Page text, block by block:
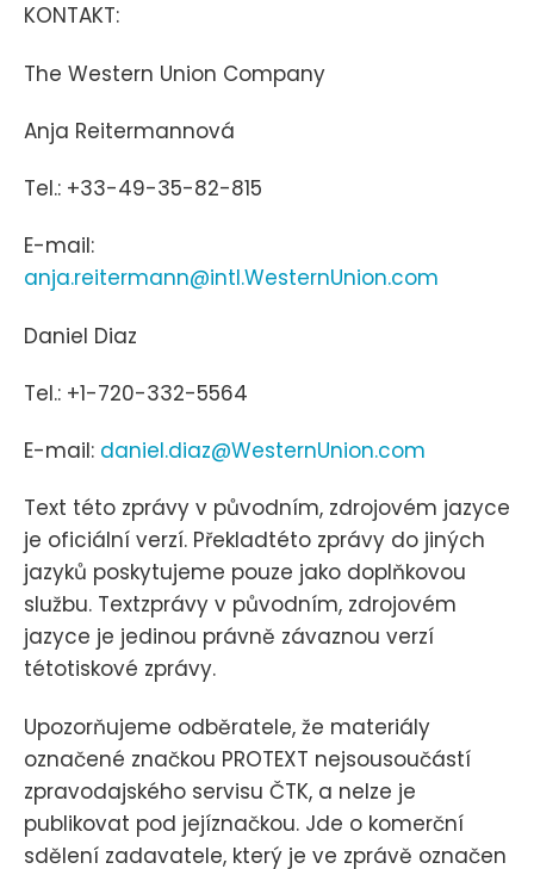
KONTAKT:
The Western Union Company
Anja Reitermannová
Tel.: +33-49-35-82-815
E-mail:
anja.reitermann@intl.WesternUnion.com
Daniel Diaz
Tel.: +1-720-332-5564
E-mail: daniel.diaz@WesternUnion.com
Text této zprávy v původním, zdrojovém jazyce
je oficiální verzí. Překladtéto zprávy do jiných
jazyků poskytujeme pouze jako doplňkovou
službu. Textzprávy v původním, zdrojovém
jazyce je jedinou právně závaznou verzí
tétotiskové zprávy.
Upozorňujeme odběratele, že materiály
označené značkou PROTEXT nejsousoučástí
zpravodajského servisu ČTK, a nelze je
publikovat pod jejíznačkou. Jde o komerční
sdělení zadavatele, který je ve zprávě označen